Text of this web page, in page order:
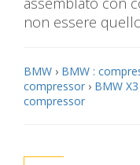
non essere
BMW › BMW :
compressor › BMW
compressor